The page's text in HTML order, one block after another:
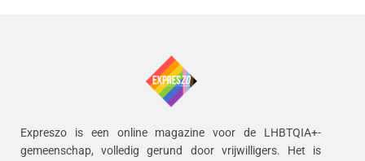
Expreszo is een online magazine voor de LHBTQIA+-
gemeenschap, volledig gerund door vrijwilligers. Het is